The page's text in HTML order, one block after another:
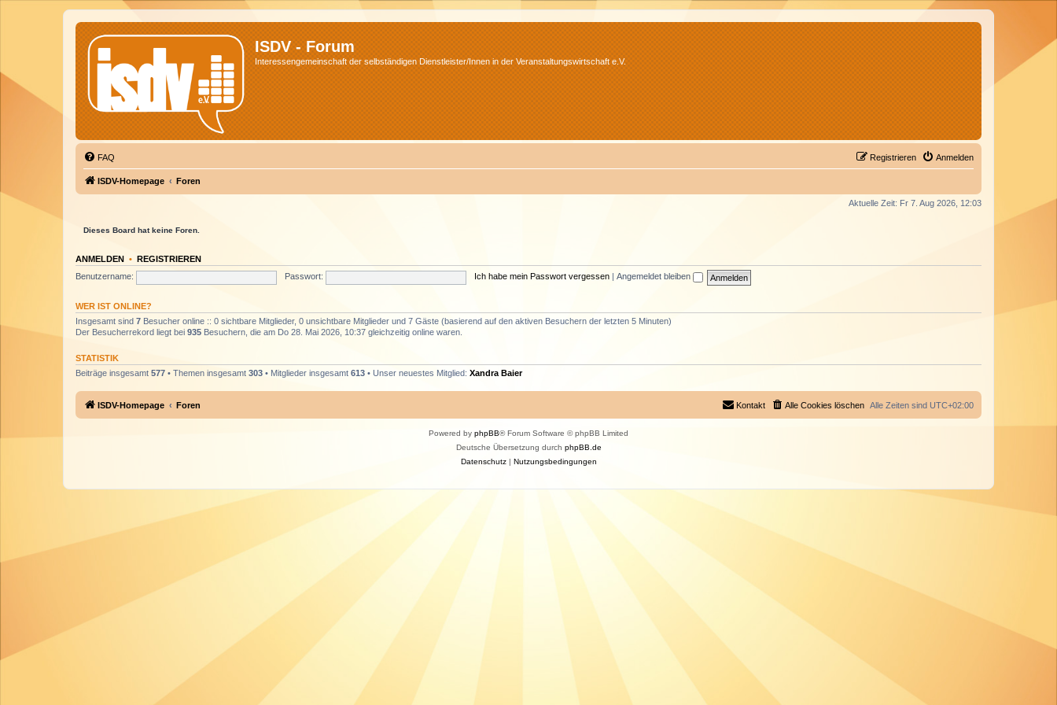
ISDV - Forum
Interessengemeinschaft der selbständigen Dienstleister/Innen in der Veranstaltungswirtschaft e.V.
FAQ Anmelden
Registrieren
ISDV-Homepage Foren
Aktuelle Zeit: Fr 7. Aug 2026, 12:03
Dieses Board hat keine Foren.
ANMELDEN • REGISTRIEREN
Benutzername:
Passwort: Ich habe mein Passwort vergessen Angemeldet bleiben
WER IST ONLINE?
Insgesamt sind 7 Besucher online :: 0 sichtbare Mitglieder, 0 unsichtbare Mitglieder und 7 Gäste (basierend auf den aktiven Besuchern der letzten 5 Minuten)
Der Besucherrekord liegt bei 935 Besuchern, die am Do 28. Mai 2026, 10:37 gleichzeitig online waren.
STATISTIK
Beiträge insgesamt 577 • Themen insgesamt 303 • Mitglieder insgesamt 613 • Unser neuestes Mitglied: Xandra Baier
ISDV-Homepage Foren Alle Zeiten sind UTC+02:00
Alle Cookies löschen
Kontakt
Powered by phpBB® Forum Software © phpBB Limited
Deutsche Übersetzung durch phpBB.de
Datenschutz| Nutzungsbedingungen